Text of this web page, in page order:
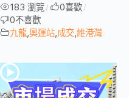
183 瀏覽 / 0喜歡 /
0不喜歡
九龍 奧運站 成交 維港灣